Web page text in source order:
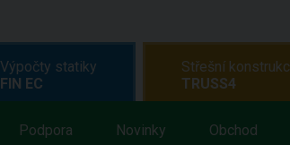
Podpora Novinky Obchod
Výpočty statiky
FIN EC
Střešní
TRUSS4